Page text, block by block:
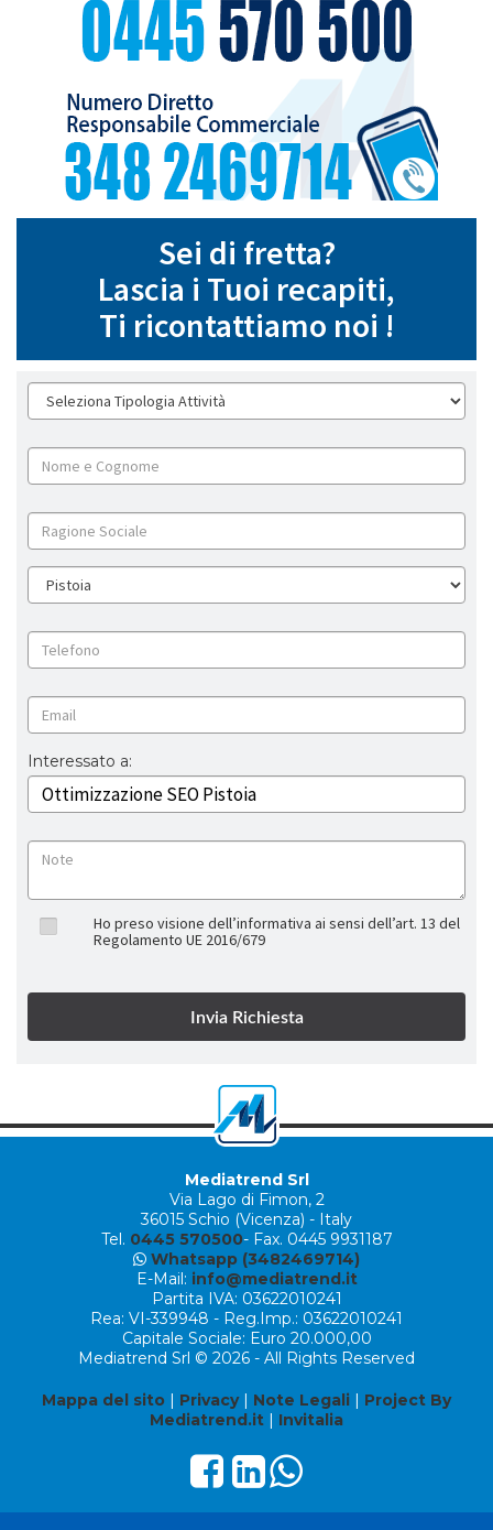
Sei di fretta?
Lascia i Tuoi recapiti,
Ti ricontattiamo noi !
Interessato a:
Ho preso visione dell’informativa ai sensi dell’art. 13 del
Regolamento UE 2016/679
Mediatrend Srl
Via Lago di Fimon, 2
36015 Schio (Vicenza) - Italy
Tel. 0445 570500- Fax. 0445 9931187
Whatsapp (3482469714)
E-Mail: info@mediatrend.it
Partita IVA: 03622010241
Rea: VI-339948 - Reg.Imp.: 03622010241
Capitale Sociale: Euro 20.000,00
Mediatrend Srl © 2026 - All Rights Reserved
Mappa del sito | Privacy| Note Legali | Project By
Mediatrend.it | Invitalia